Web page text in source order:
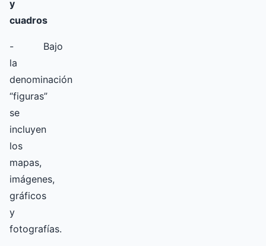
y
cuadros
- Bajo
la
denominación
“figuras”
se
incluyen
los
mapas,
imágenes,
gráficos
y
fotografías.